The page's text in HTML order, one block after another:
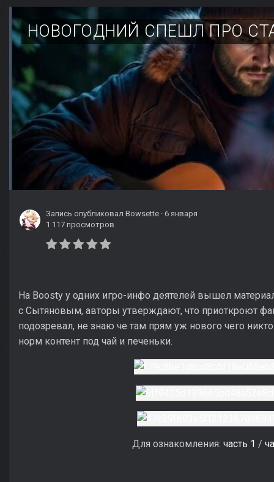
НОВОГОДНИЙ СПЕШЛ ПРО
Запись опубликовал Bowsette · 6 января
1 117 просмотров
На Boosty у одних игро-инфо деятелей вышел
с Сытяновым, авторы утверждают, что приоткроют
подозревал, не знаю че там прям уж нового чего
норм контент под чай и печеньки.
Для ознакомления: часть 1 /